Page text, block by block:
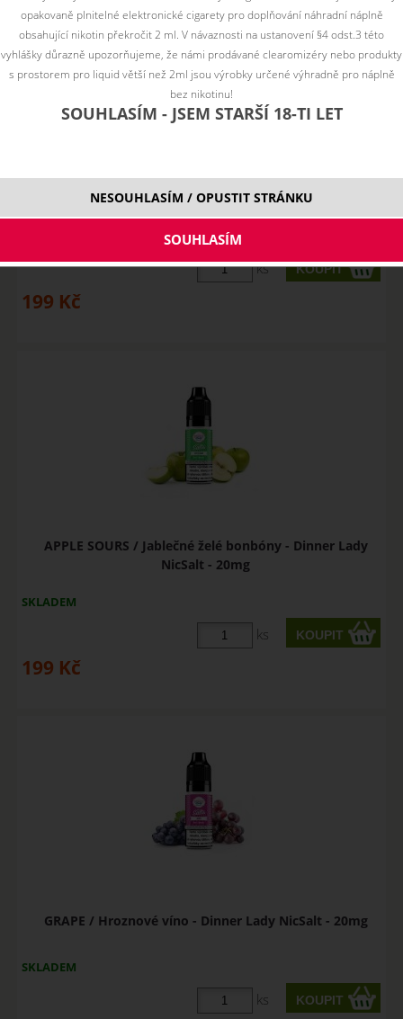
BLUEBERRY MENTHOL / Maliny, borůvky, coolada - Dinner
Lady NicSalt - ...
ks
199 Kč
APPLE SOURS / Jablečné želé bonbóny - Dinner Lady
NicSalt - 20mg
SKLADEM
ks
199 Kč
GRAPE / Hroznové víno - Dinner Lady NicSalt - 20mg
SKLADEM
ks
opakovaně plnitelné elektronické cigarety pro doplňování náhradní náplně
obsahující nikotin překročit 2 ml. V návaznosti na ustanovení §4 odst.3 této
vyhlášky důrazně upozorňujeme, že námi prodávané clearomizéry nebo produkty
s prostorem pro liquid větší než 2ml jsou výrobky určené výhradně pro náplně
bez nikotinu!
SOUHLASÍM - JSEM STARŠÍ 18-TI LET
NESOUHLASÍM / OPUSTIT STRÁNKU